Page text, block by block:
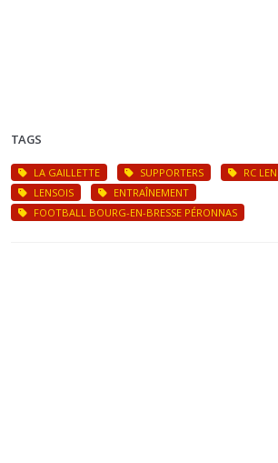
TAGS
LA GAILLETTE SUPPORTERS RC
LENSOIS
ENTRAÎNEMENT
FOOTBALL BOURG-EN-BRESSE PÉRONNAS